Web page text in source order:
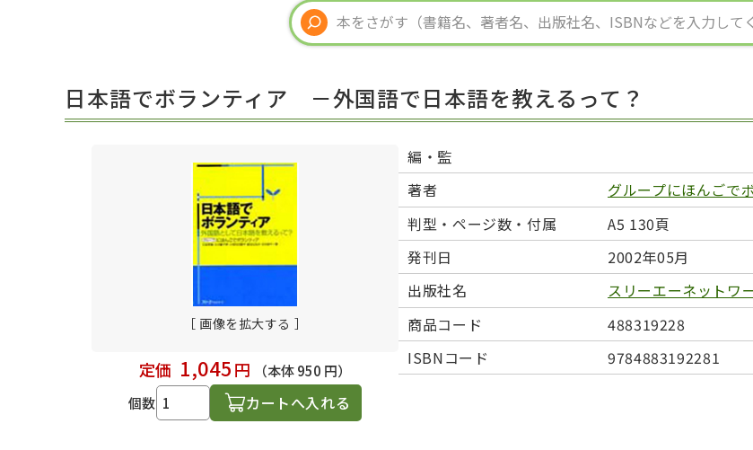
留学生向け専門分野
子ども向け
文法
発音・聴解
作文
練習問題
日本語能力試験対策
日本留
日本語学習関連副読本
定期刊
カード・ゲーム・絵教材
絵本・子ども向け補助 図表
スペイン語辞典
中国語
ドイツ語辞典
ポルトガル語辞典
ロシア
語学・文法辞典
表現・用字用語辞典 比較文
語彙・意味
文章・
表記
言語学
多言語社会・言語政策
言語の諸相
アカデ
日本語でボランティア －外国語で日本語を教えるって？
［ 画像を拡大する ］
定価 1,045円
（本体 950 円）
個数
カートへ入れる
編・監
著者
グループにほんごで
判型・ページ数・付属
A5 130頁
発刊日
2002年05月
出版社名
スリーエーネットワ
商品コード
488319228
ISBNコード
9784883192281